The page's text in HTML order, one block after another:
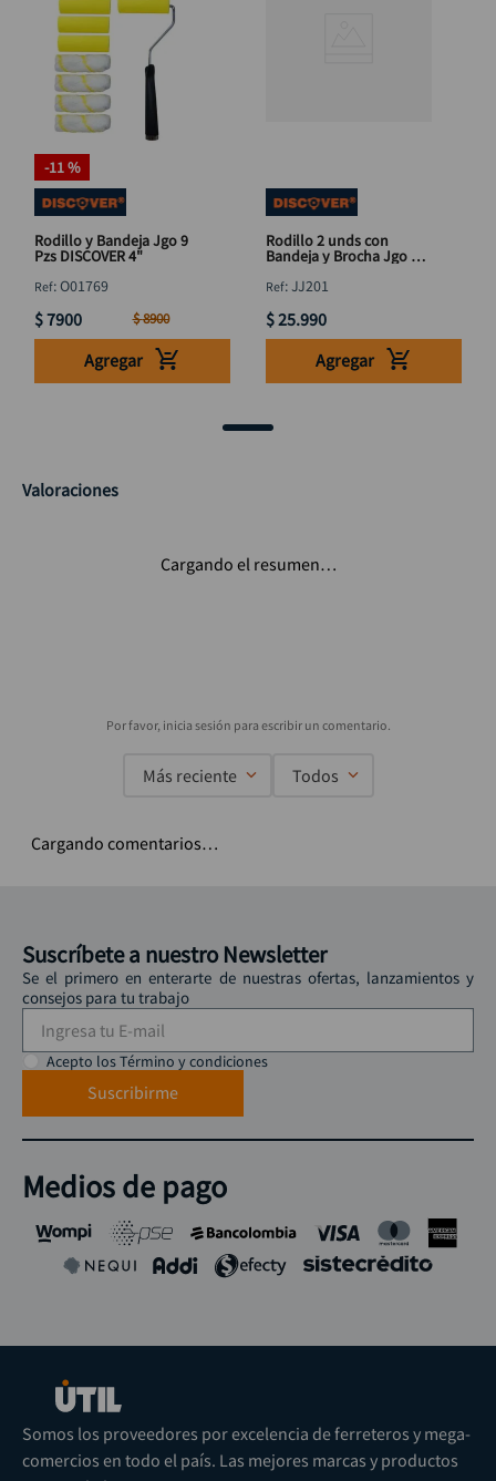
-11 %
Rodillo y Bandeja Jgo 9
Pzs DISCOVER 4"
:O01769
$7900 $8900
Agregar
Rodillo 2 unds con
Bandeja y Brocha Jgo 4
:JJ201
$25.990
Agregar
Valoraciones
Cargando el resumen…
Más reciente Todos
Cargando comentarios…
Suscríbete a nuestro Newsletter
Se el primero en enterarte de nuestras ofertas, lanzamientos y
consejos para tu trabajo
Acepto los Término y condiciones
Suscribirme
Medios de pago
Somos los proveedores por excelencia de ferreteros y mega-
comercios en todo el país. Las mejores marcas y productos